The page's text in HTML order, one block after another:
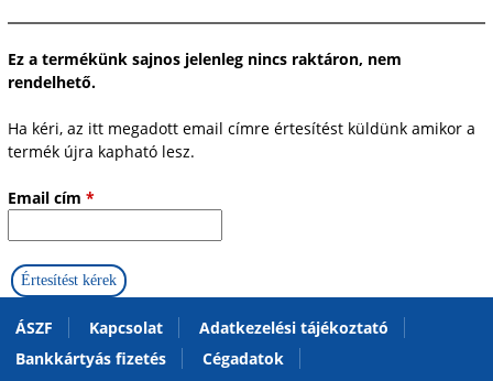
Ez a termékünk sajnos jelenleg nincs raktáron, nem
rendelhető.
Ha kéri, az itt megadott email címre értesítést küldünk amikor a
termék újra kapható lesz.
Email cím *
ÁSZF Kapcsolat
Adatkezelési tájékoztató
Bankkártyás fizetés
Cégadatok